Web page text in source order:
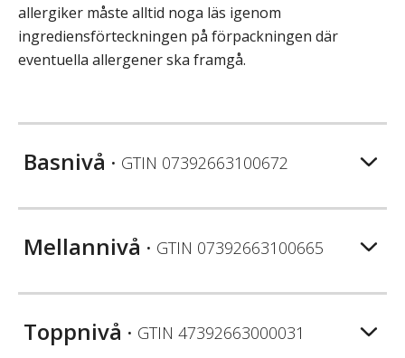
allergiker måste alltid noga läs igenom
ingrediensförteckningen på förpackningen där
eventuella allergener ska framgå.
Basnivå • GTIN 07392663100672
Mellannivå • GTIN 07392663100665
Toppnivå • GTIN 47392663000031